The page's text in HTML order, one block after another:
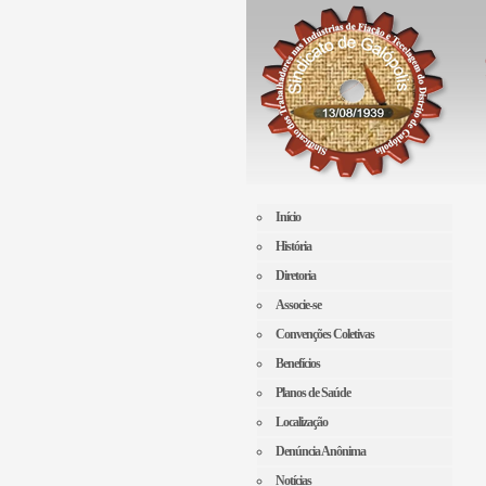
Início
História
Diretoria
Associe-se
Convenções Coletivas
Benefícios
Planos de Saúde
Localização
Denúncia Anônima
Notícias